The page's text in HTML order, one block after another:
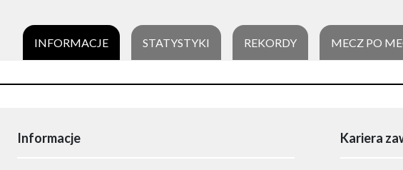
INFORMACJE STATYSTYKI REKORDY MECZ PO
Informacje Kariera